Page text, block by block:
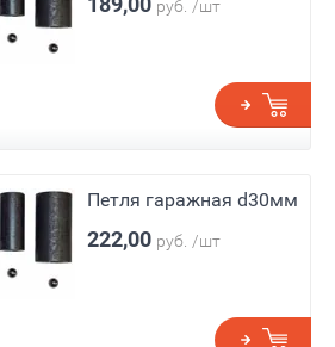
руб. /шт
Петля гаражная d30мм
222,00 руб. /шт